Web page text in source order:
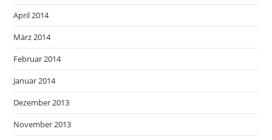
April 2014
März 2014
Februar 2014
Januar 2014
Dezember 2013
November 2013